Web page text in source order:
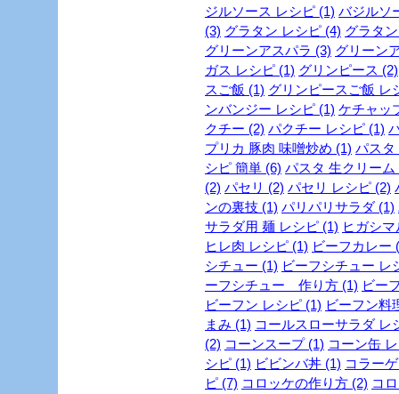
ジルソース レシピ (1) バジルソ
(3) グラタン レシピ (4) グラタ
グリーンアスパラ (3) グリーン
ガス レシピ (1) グリンピース (2)
スご飯 (1) グリンピースご飯 レ
ンバンジー レシピ (1) ケチャッ
クチー (2) パクチー レシピ (1)
プリカ 豚肉 味噌炒め (1) パスタ
シピ 簡単 (6) パスタ 生クリーム
(2) パセリ (2) パセリ レシピ (2)
ンの裏技 (1) パリパリサラダ (1)
サラダ用 麺 レシピ (1) ヒガシ
ヒレ肉 レシピ (1) ビーフカレー
シチュー (1) ビーフシチュー レ
ーフシチュー 作り方 (1) ビー
ビーフン レシピ (1) ビーフン料
まみ (1) コールスローサラダ レ
(2) コーンスープ (1) コーン缶
シピ (1) ビビンバ丼 (1) コラー
ピ (7) コロッケの作り方 (2) コ